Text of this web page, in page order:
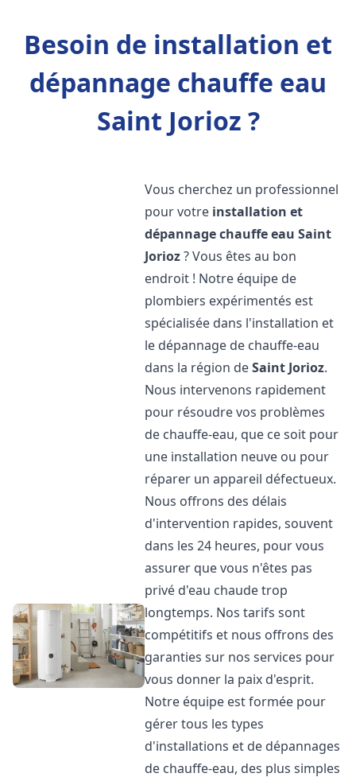
Besoin de installation et
dépannage chauffe eau
Saint Jorioz ?
Vous cherchez un professionnel
pour votre installation et
dépannage chauffe eau Saint
Jorioz? Vous êtes au bon
endroit ! Notre équipe de
plombiers expérimentés est
spécialisée dans l'installation et
le dépannage de chauffe-eau
dans la région deSaint Jorioz.
Nous intervenons rapidement
pour résoudre vos problèmes
de chauffe-eau, que ce soit pour
une installation neuve ou pour
réparer un appareil défectueux.
Nous offrons des délais
d'intervention rapides, souvent
dans les 24 heures, pour vous
assurer que vous n'êtes pas
privé d'eau chaude trop
longtemps. Nos tarifs sont
compétitifs et nous offrons des
garanties sur nos services pour
vous donner la paix d'esprit.
Notre équipe est formée pour
gérer tous les types
d'installations et de dépannages
de chauffe-eau, des plus simples